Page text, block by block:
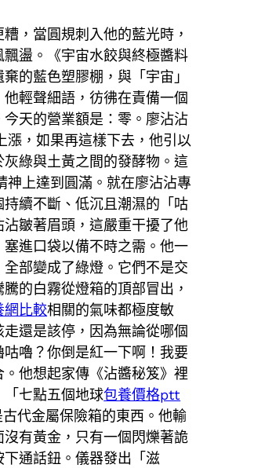
，當圓規刺入他的藍光時，
盪。《宇宙水餃與終極醬料
的藍色塑膠棚，與「宇宙」
輕聲細語，彷彿在責備一個
天的營業額是：零。廖沾沾
漲，如果再這樣下去，他引以
綠與土黃之間的發酵物。這
上達到圓滿。就在廖沾沾專
續不斷、低沉且潮濕的「咕
皺著眉頭，這嚴重干擾了他
進口袋以備不時之需。他一
部變成了綠燈。它們不是交
的白霧從燈箱的頂部冒出，
網比較相關的氣味都極度敏
還是該停，因為無論從哪個
嚕？你倒是紅一下啊！我要
他想起家傳《沾醬秘笈》裡
七點五個地球包養價格ptt
代金屬保險箱的東西。他輸
有黃金，只有一個閃爍著詭
通話鈕。儀器發出「滋